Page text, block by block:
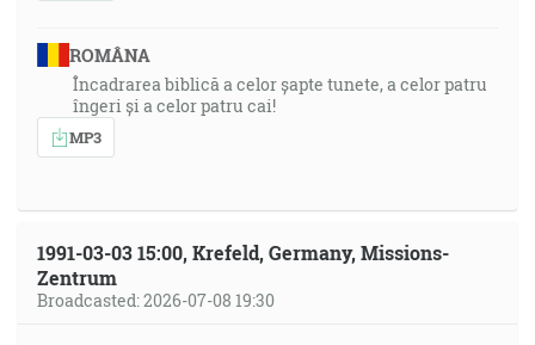
ROMÂNA
Încadrarea biblică a celor șapte tunete, a celor patru
îngeri și a celor patru cai!
MP3
1991-03-03 15:00, Krefeld, Germany, Missions-
Zentrum
Broadcasted: 2026-07-08 19:30